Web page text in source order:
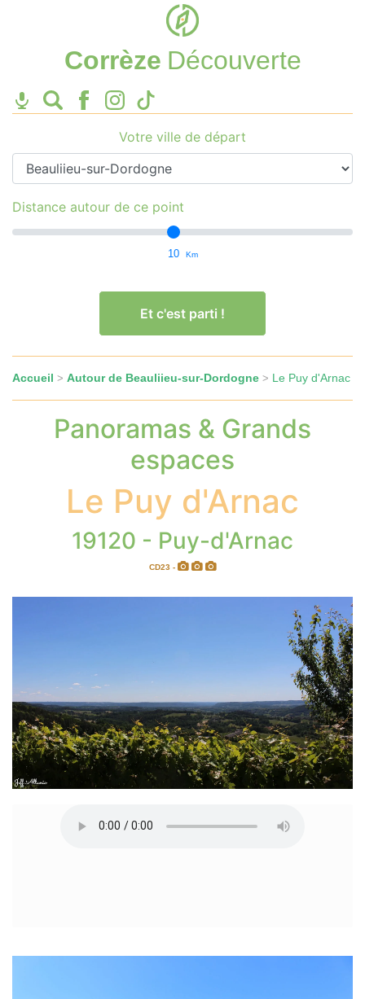
Corrèze Découverte
Votre ville de départ
Distance autour de ce point
10 Km
Et c'est parti !
Accueil > Autour de Beauliieu-sur-Dordogne > Le Puy d'Arnac
Panoramas & Grands
espaces
Le Puy d'Arnac
19120 - Puy-d'Arnac
CD23 -